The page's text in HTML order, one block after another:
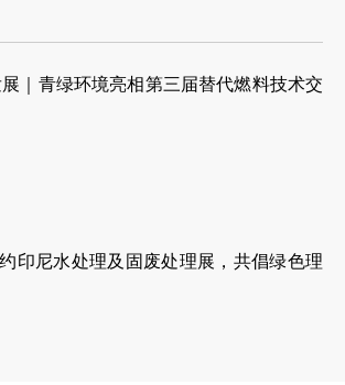
｜青绿环境亮相第三届替代燃料技术交
印尼水处理及固废处理展，共倡绿色理